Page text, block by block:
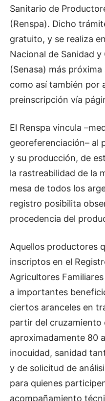
Sanitario de
(Renspa). Dicho
gratuito, y se realiza
Nacional de Sanidad
(Senasa) más
como así también por
preinscripción vía
El Renspa vincula
georeferenciación– al
y su producción, de
la rastreabilidad de la
mesa de todos los
registro posibilita
procedencia del
Aquellos productores
inscriptos en el
Agricultores
a importantes
ciertos aranceles en
partir del cruzamiento
aproximadamente 80
inocuidad, sanidad
y de solicitud de
para quienes
acompañamiento